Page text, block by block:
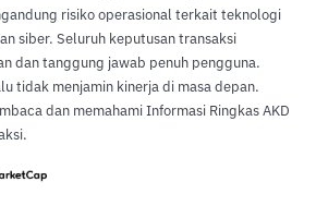
risiko operasional terkait teknologi
siber. Seluruh keputusan transaksi
dan tanggung jawab penuh pengguna.
tidak menjamin kinerja di masa depan.
dan memahami Informasi Ringkas AKD